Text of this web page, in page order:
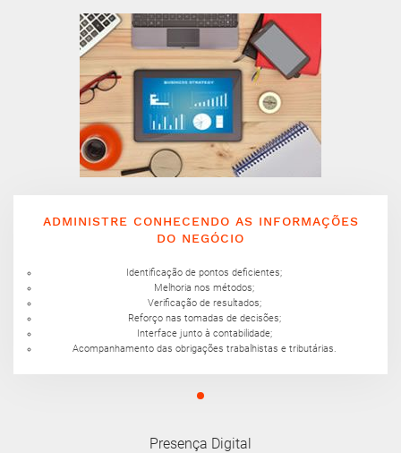
ADMINISTRE CONHECENDO AS INFORMAÇÕES
DO NEGÓCIO
Identificação de pontos deficientes;
Melhoria nos métodos;
Verificação de resultados;
Reforço nas tomadas de decisões;
Interface junto à contabilidade;
Acompanhamento das obrigações trabalhistas e tributárias.
Presença Digital